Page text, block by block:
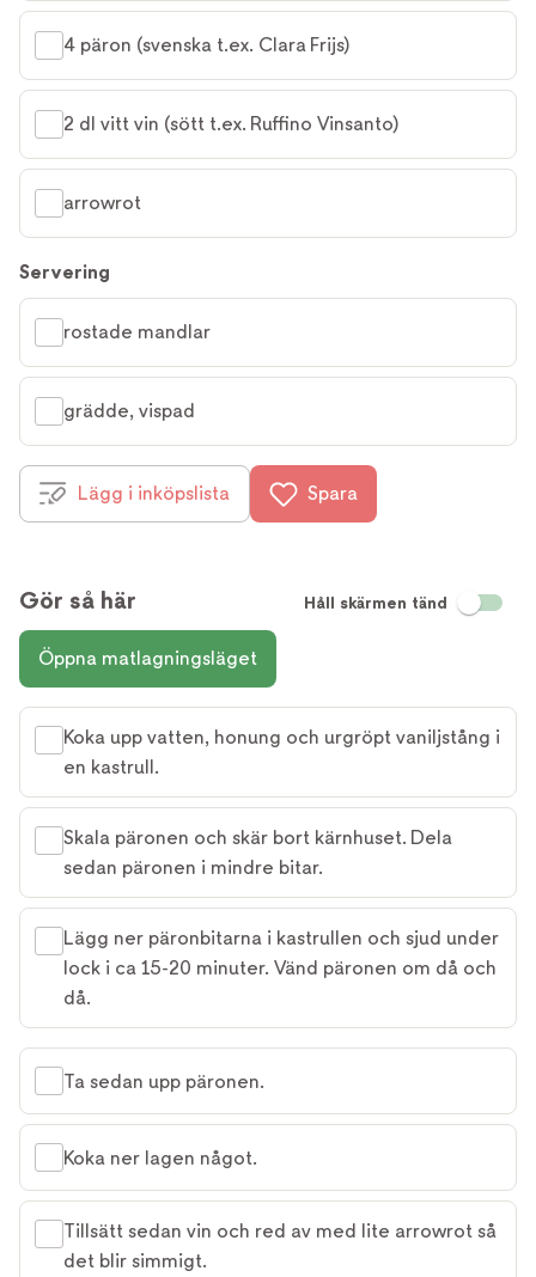
4 päron (svenska t.ex. Clara Frijs)
2 dl vitt vin (sött t.ex. Ruffino Vinsanto)
arrowrot
Servering
rostade mandlar
grädde, vispad
Lägg i inköpslista Spara
Gör så här Håll skärmen tänd
Öppna matlagningsläget
Koka upp vatten, honung och urgröpt vaniljstång i
en kastrull.
Skala päronen och skär bort kärnhuset. Dela
sedan päronen i mindre bitar.
Lägg ner päronbitarna i kastrullen och sjud under
lock i ca 15-20 minuter. Vänd päronen om då och
då.
Ta sedan upp päronen.
Koka ner lagen något.
Tillsätt sedan vin och red av med lite arrowrot så
det blir simmigt.